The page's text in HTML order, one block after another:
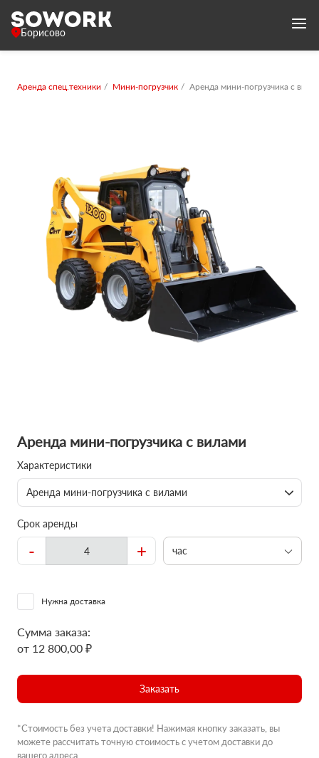
Борисово
Аренда спец.техники Мини-погрузчик Аренда мини-погрузчика с
Аренда мини-погрузчика с вилами
Характеристики
Аренда мини-погрузчика с вилами
Срок аренды
- + час
Нужна доставка
Сумма заказа:
от 12 800,00 ₽
Заказать
*Стоимость без учета доставки! Нажимая кнопку заказать, вы
можете рассчитать точную стоимость с учетом доставки до
вашего адреса.